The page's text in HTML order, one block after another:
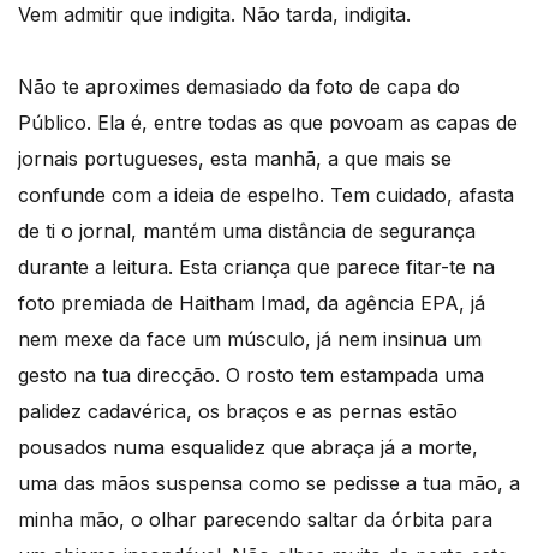
Vem admitir que indigita. Não tarda, indigita.
Não te aproximes demasiado da foto de capa do
Público. Ela é, entre todas as que povoam as capas de
jornais portugueses, esta manhã, a que mais se
confunde com a ideia de espelho. Tem cuidado, afasta
de ti o jornal, mantém uma distância de segurança
durante a leitura. Esta criança que parece fitar-te na
foto premiada de Haitham Imad, da agência EPA, já
nem mexe da face um músculo, já nem insinua um
gesto na tua direcção. O rosto tem estampada uma
palidez cadavérica, os braços e as pernas estão
pousados numa esqualidez que abraça já a morte,
uma das mãos suspensa como se pedisse a tua mão, a
minha mão, o olhar parecendo saltar da órbita para